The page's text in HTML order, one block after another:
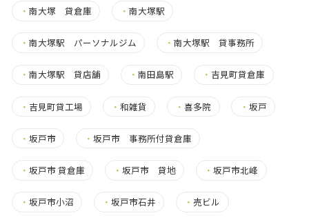
・ 南大塚 貸倉庫 ・南大塚駅
・ 南大塚駅 パーソナルジム ・南大塚駅 貸事務所
・ 南大塚駅 貸店舗 ・南田島駅 ・ 吉見町貸倉庫
・ 吉見町貸工場 ・和雑貨 ・喜多院 ・ 坂戸
・ 坂戸市 ・坂戸市 事務所付貸倉庫
・ 坂戸市 貸倉庫 ・坂戸市 貸地 ・坂戸市北峰
・ 坂戸市小沼 ・坂戸市石井 ・ 売ビル